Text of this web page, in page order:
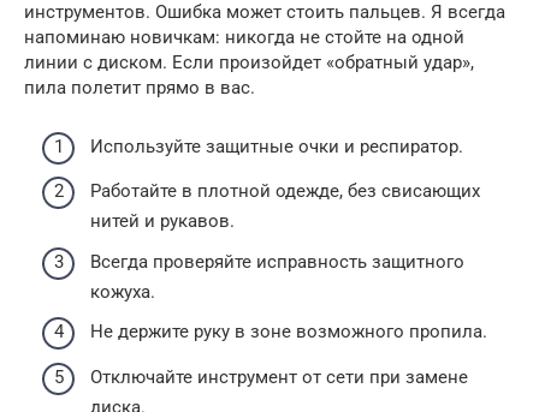
инструментов. Ошибка может стоить пальцев. Я всегда
напоминаю новичкам: никогда не стойте на одной
линии с диском. Если произойдет «обратный удар»,
пила полетит прямо в вас.
Используйте защитные очки и респиратор.
Работайте в плотной одежде, без свисающих
нитей и рукавов.
Всегда проверяйте исправность защитного
кожуха.
Не держите руку в зоне возможного пропила.
Отключайте инструмент от сети при замене
диска.